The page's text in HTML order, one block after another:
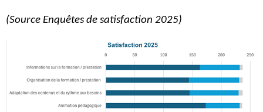
(Source Enquêtes de satisfaction 2025)